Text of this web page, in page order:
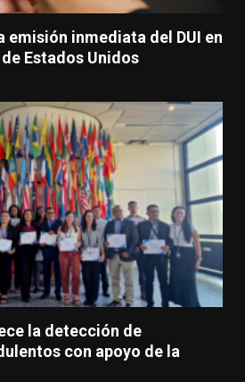
emisión inmediata del DUI en
Estados Unidos
la detección de
con apoyo de la